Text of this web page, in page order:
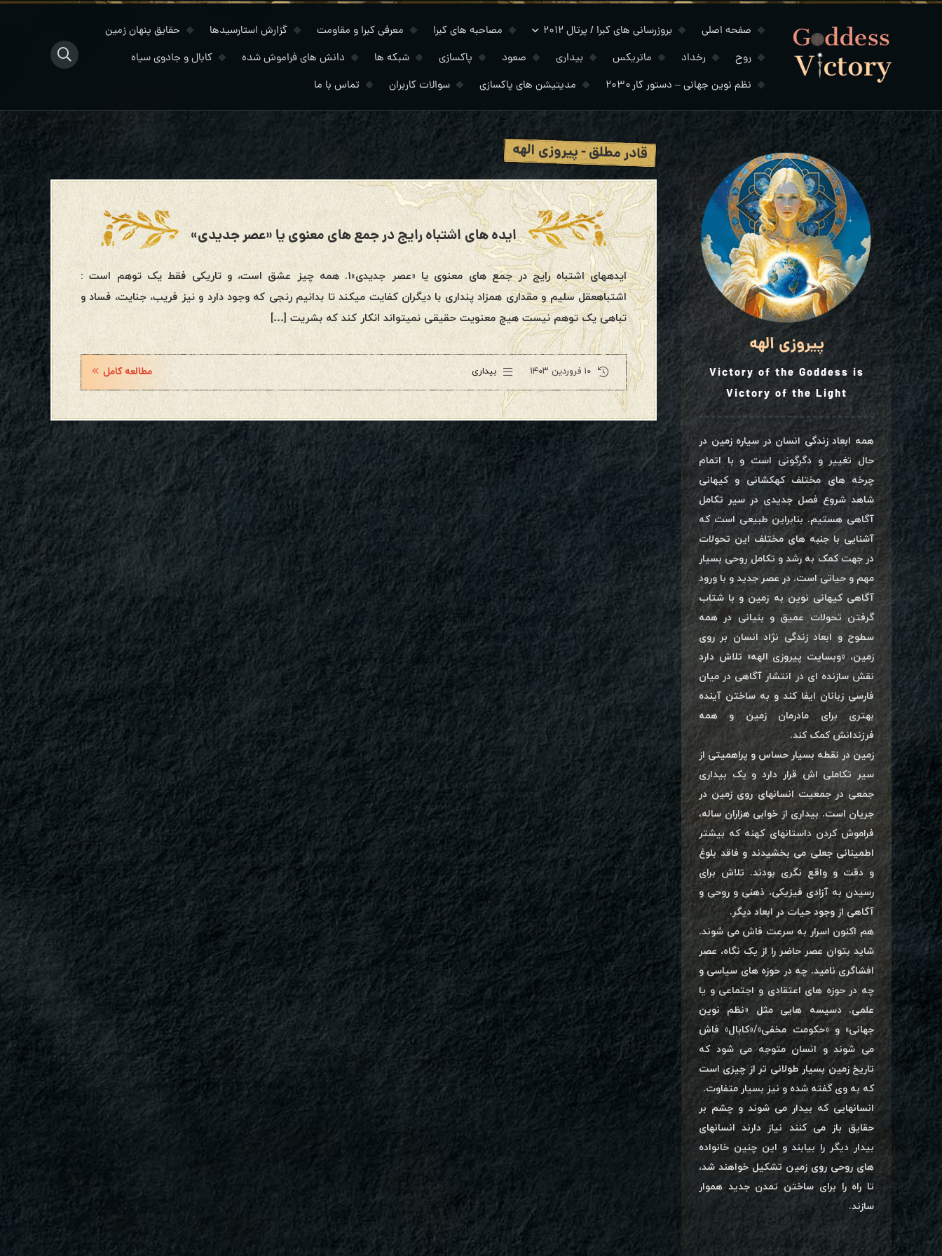
صفحه اصلی بروزرسانی های کبرا / پرتال ۲۰۱۲ مصاحبه های کبرا معرفی کبرا و مقاومت گزارش استارسیدها
حقایق پنهان زمین
روح
رخداد ماتریکس بیداری صعود پاکسازی شبکه ها دانش های فراموش شده
کابال و جادوی سیاه
نظم نوین جهانی – دستور کار ۲۰۳۰
مدیتیشن های پاکسازی سوالات کاربران تماس با ما
قادر مطلق - پیروزی الهه
ایده های اشتباه رایج در جمع های معنوی یا «عصر جدیدی»
ایدههای اشتباه رایج در جمع های معنوی یا «عصر جدیدی»1. همه چیز عشق است، و تاریکی فقط یک توهم است :
اشتباهعقل سلیم و مقداری همزاد پنداری با دیگران کفایت میکند تا بدانیم رنجی که وجود دارد و نیز فریب، جنایت، فساد و
تباهی یک توهم نیست هیچ معنویت حقیقی نمیتواند انکار کند که بشریت […]
۱۰ فروردین ۱۴۰۳ بیداری مطالعه کامل
پیروزی الهه
Victory of the Goddess is
Victory of the Light
همه ابعاد زندگی انسان در سیاره زمین در
حال تغییر و دگرگونی است و با اتمام
چرخه های مختلف کهکشانی و کیهانی
شاهد شروع فصل جدیدی در سیر تکامل
آگاهی هستیم. بنابراین طبیعی است که
آشنایی با جنبه های مختلف این تحولات
در جهت کمک به رشد و تکامل روحی بسیار
مهم و حیاتی است. در عصر جدید و با ورود
آگاهی کیهانی نوین به زمین و با شتاب
گرفتن تحولات عمیق و بنیانی در همه
سطوح و ابعاد زندگی نژاد انسان بر روی
زمین، «وبسایت پیروزی الهه» تلاش دارد
نقش سازنده ای در انتشار آگاهی در میان
فارسی زبانان ایفا کند و به ساختن آینده
بهتری برای مادرمان زمین و همه
فرزندانش کمک کند.
زمین در نقطه بسیار حساس و پراهمیتی از
سیر تکاملی اش قرار دارد و یک بیداری
جمعی در جمعیت انسانهای روی زمین در
جریان است. بیداری از خوابی هزاران ساله،
فراموش کردن داستانهای کهنه که بیشتر
اطمینانی جعلی می بخشیدند و فاقد بلوغ
و دقت و واقع نگری بودند. تلاش برای
رسیدن به آزادی فیزیکی، ذهنی و روحی و
آگاهی از وجود حیات در ابعاد دیگر.
هم اکنون اسرار به سرعت فاش می شوند.
شاید بتوان عصر حاضر را از یک نگاه، عصر
افشاگری نامید. چه در حوزه های سیاسی و
چه در حوزه های اعتقادی و اجتماعی و یا
علمی. دسیسه هایی مثل «نظم نوین
جهانی» و «حکومت مخفی»/«کابال» فاش
می شوند و انسان متوجه می شود که
تاریخ زمین بسیار طولانی تر از چیزی است
که به وی گفته شده و نیز بسیار متفاوت.
انسانهایی که بیدار می شوند و چشم بر
حقایق باز می کنند نیاز دارند انسانهای
بیدار دیگر را بیابند و این چنین خانواده
های روحی روی زمین تشکیل خواهند شد،
تا راه را برای ساختن تمدن جدید هموار
سازند.